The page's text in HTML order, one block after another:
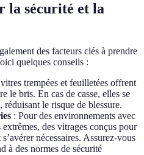
la sécurité et la
des facteurs clés à prendre
quelques conseils :
trempées et feuilletées offrent
le bris. En cas de casse, elles se
le risque de blessure.
: Pour des environnements avec
des vitrages conçus pour
nécessaires. Assurez-vous
à des normes de sécurité